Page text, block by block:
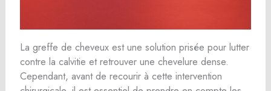
La greffe de cheveux est une solution prisée pour lutter
contre la calvitie et retrouver une chevelure dense.
Cependant, avant de recourir à cette intervention